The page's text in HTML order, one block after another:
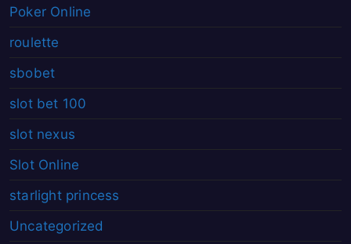
Poker Online
roulette
sbobet
slot bet 100
slot nexus
Slot Online
starlight princess
Uncategorized